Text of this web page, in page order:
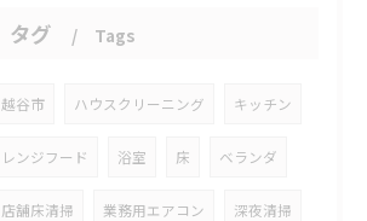
タグ Tags
越谷市 ハウスクリーニング キッチン
レンジフード 浴室 床 ベランダ
店舗床清掃 業務用エアコン 深夜清掃